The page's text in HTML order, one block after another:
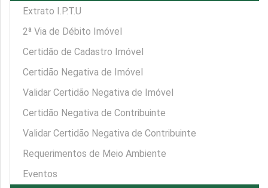
Extrato I.P.T.U
2ª Via de Débito Imóvel
Certidão de Cadastro Imóvel
Certidão Negativa de Imóvel
Validar Certidão Negativa de Imóvel
Certidão Negativa de Contribuinte
Validar Certidão Negativa de Contribuinte
Requerimentos de Meio Ambiente
Eventos